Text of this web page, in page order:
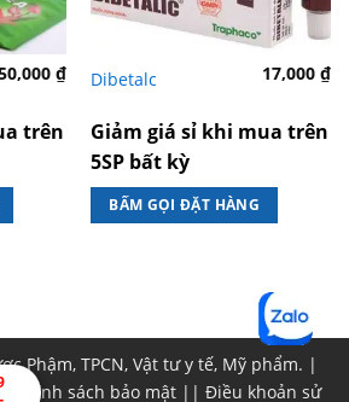
₫
trên
Dibetalc 17,000₫
Giảm giá sỉ khi mua trên
5SP bất kỳ
BẤM GỌI ĐẶT HÀNG
Phậm, TPCN, Vật tư y tế, Mỹ phẩm. |
Chính sách bảo mật|| Điều khoản sử